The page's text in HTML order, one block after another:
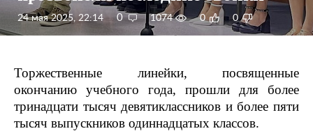
24 мая 2025, 22:14 0 1074 0 0
Торжественные линейки, посвященные
окончанию учебного года, прошли для более
тринадцати тысяч девятиклассников и более пяти
тысяч выпускников одиннадцатых классов.